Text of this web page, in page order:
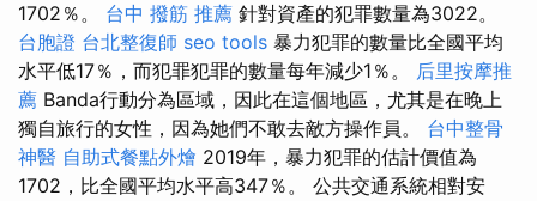
1702％。 台中 撥筋 推薦 針對資產的犯罪數量為3022。
台胞證 台北整復師 seo tools 暴力犯罪的數量比全國平均
水平低17％，而犯罪犯罪的數量每年減少1％。 后里按摩推
薦 Banda行動分為區域，因此在這個地區，尤其是在晚上
獨自旅行的女性，因為她們不敢去敵方操作員。 台中整骨
神醫 自助式餐點外燴 2019年，暴力犯罪的估計價值為
1702，比全國平均水平高347％。 公共交通系統相對安